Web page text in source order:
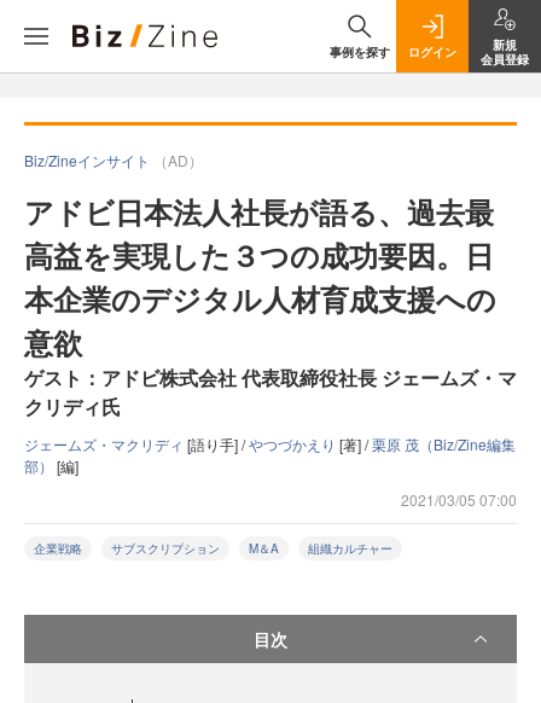
事例を探す ログイン
新規
会員登録
Biz/Zineインサイト （AD）
アドビ日本法人社長が語る、過去最
高益を実現した３つの成功要因。日
本企業のデジタル人材育成支援への
意欲
ゲスト：アドビ株式会社 代表取締役社長 ジェームズ・マ
クリディ氏
ジェームズ・マクリディ [語り手] /やつづかえり [著] /栗原 茂（Biz/Zine編集
部） [編]
2021/03/05 07:00
企業戦略 サブスクリプション M＆A 組織カルチャー
目次